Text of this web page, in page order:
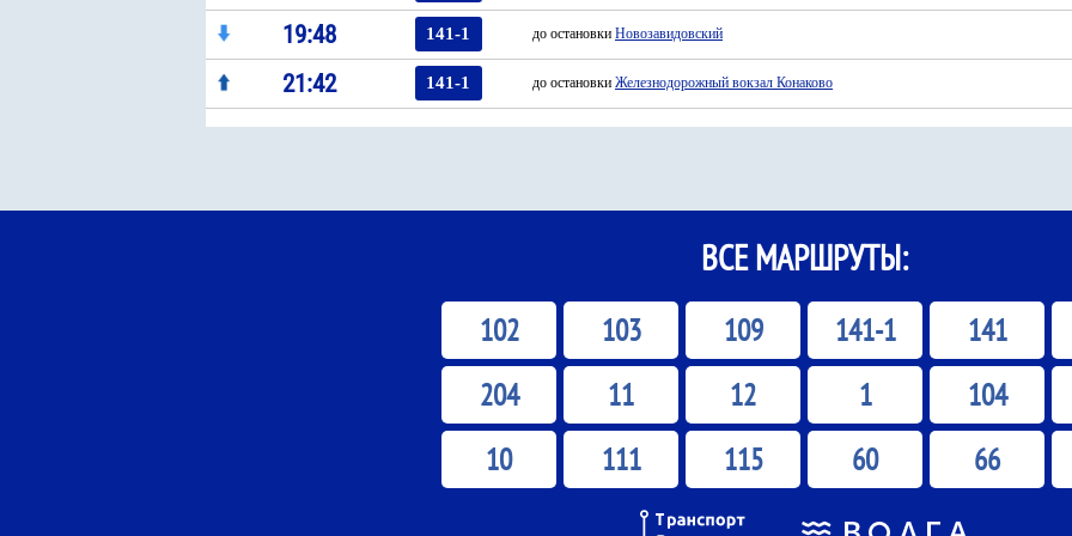
19:48 141-1 до остановки Новозавидовский
21:42 141-1 до остановки Железнодорожный вокзал Конаково
ВСЕ МАРШРУТЫ:
102 103 109 141-1
141
204
11 12 1
104
10
111 115 60 66